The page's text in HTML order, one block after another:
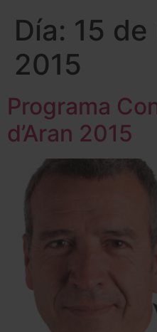
Día: 15
2015
Programa
d’Aran 2015